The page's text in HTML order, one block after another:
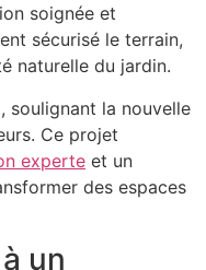
soignée et
sécurisé le terrain,
naturelle du jardin.
soulignant la nouvelle
Ce projet
experte et un
des espaces
un